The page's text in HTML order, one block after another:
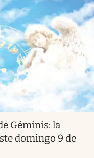
Géminis: la
domingo 9 de